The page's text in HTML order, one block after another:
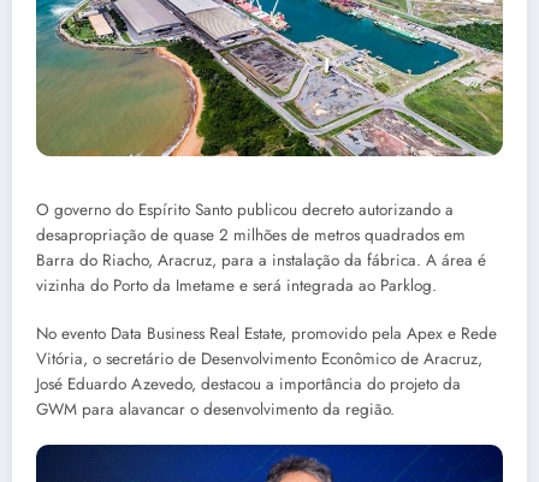
O governo do Espírito Santo publicou decreto autorizando a
desapropriação de quase 2 milhões de metros quadrados em
Barra do Riacho, Aracruz, para a instalação da fábrica. A área é
vizinha do Porto da Imetame e será integrada ao Parklog.
No evento Data Business Real Estate, promovido pela Apex e Rede
Vitória, o secretário de Desenvolvimento Econômico de Aracruz,
José Eduardo Azevedo, destacou a importância do projeto da
GWM para alavancar o desenvolvimento da região.